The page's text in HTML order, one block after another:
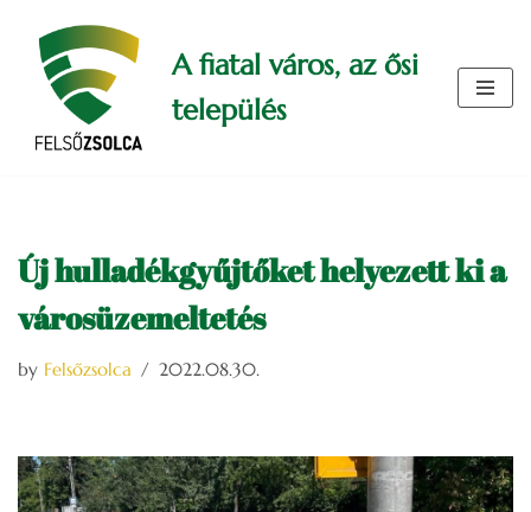
Skip
content
A fiatal város, az ősi
település
Új hulladékgyűjtőket helyezett ki a
városüzemeltetés
by Felsőzsolca 2022.08.30.